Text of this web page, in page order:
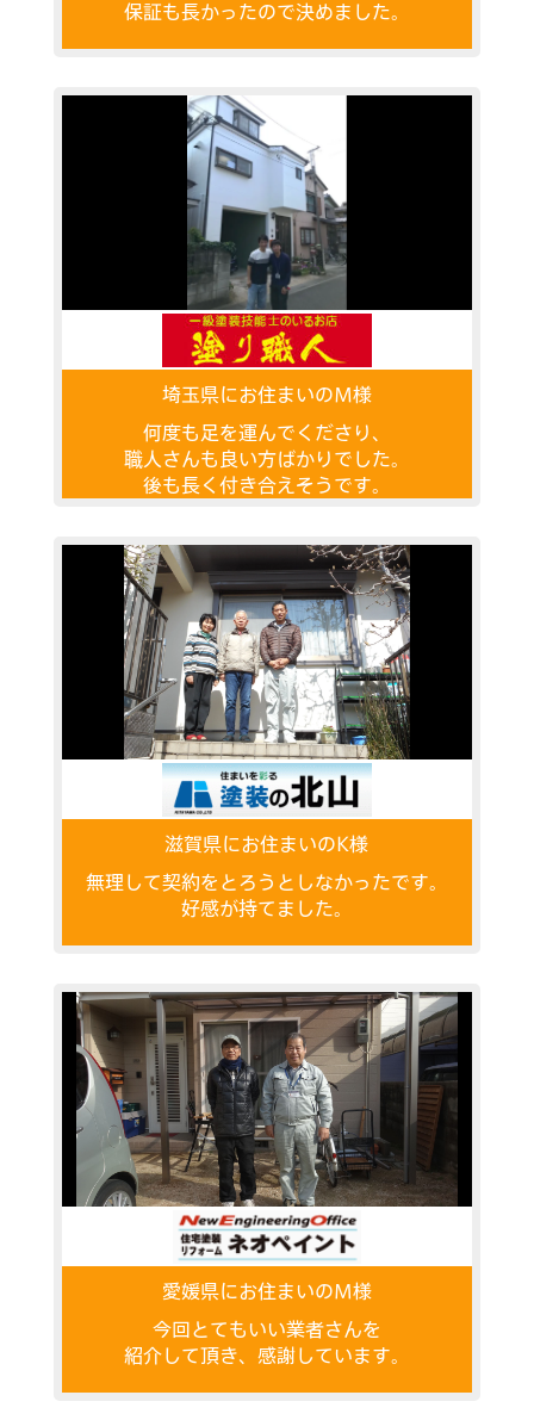
保証も長かったので決めました。
埼玉県にお住まいのＭ様
何度も足を運んでくださり、
職人さんも良い方ばかりでした。
後も長く付き合えそうです。
滋賀県にお住まいのK様
無理して契約をとろうとしなかったです。
好感が持てました。
愛媛県にお住まいのM様
今回とてもいい業者さんを
紹介して頂き、感謝しています。